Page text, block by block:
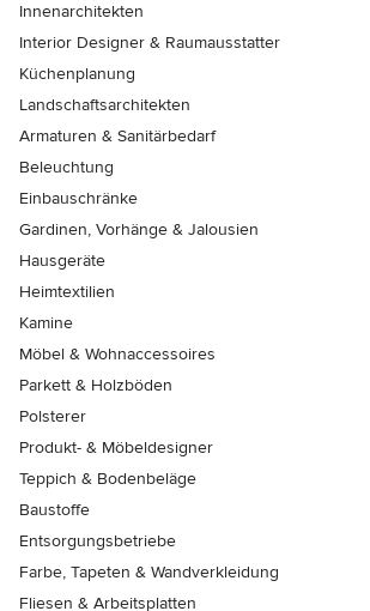
Innenarchitekten
Interior Designer & Raumausstatter
Küchenplanung
Landschaftsarchitekten
Armaturen & Sanitärbedarf
Beleuchtung
Einbauschränke
Gardinen, Vorhänge & Jalousien
Hausgeräte
Heimtextilien
Kamine
Möbel & Wohnaccessoires
Parkett & Holzböden
Polsterer
Produkt- & Möbeldesigner
Teppich & Bodenbeläge
Baustoffe
Entsorgungsbetriebe
Farbe, Tapeten & Wandverkleidung
Fliesen & Arbeitsplatten